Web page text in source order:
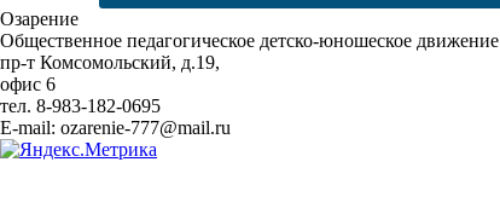
Озарение
Общественное педагогическое детско-юношеское движение
пр-т Комсомольский, д.19,
офис 6
тел. 8-983-182-0695
E-mail: ozarenie-777@mail.ru